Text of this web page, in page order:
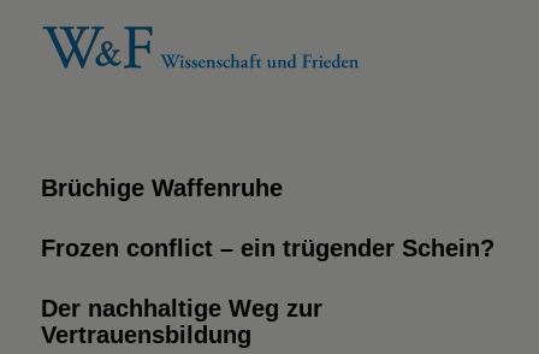
Brüchige Waffenruhe
Frozen conflict – ein trügender Schein?
Der nachhaltige Weg zur
Vertrauensbildung